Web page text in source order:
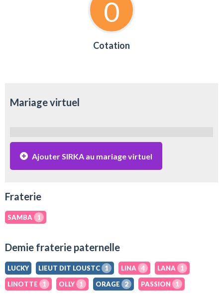
0
Cotation
Mariage virtuel
Ajouter SIRKA au mariage virtuel
Fraterie
SAMBA 1
Demie fraterie paternelle
LUCKY LIEUT DIT LOUSTC 1 LINA 4 LANA
1
LINOTTE
1 OLLY 1 ORAGE 2 PASSION 1